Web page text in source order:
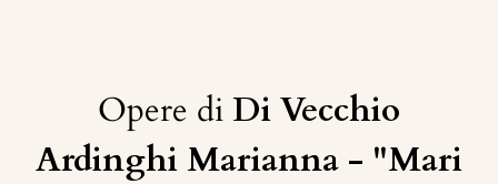
Opere diDi Vecchio
Ardinghi Marianna - "Mari